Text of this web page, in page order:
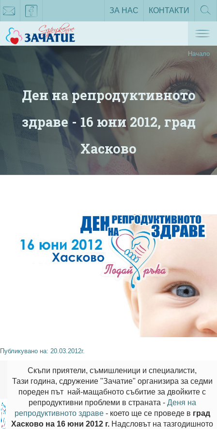
facebook
ЗА НАС
КОНТАКТИ
Начало
Ден на репродуктивното
здраве - 16 юни 2012, град
Хасково
Публикувано на: 20.03.2012г.
Скъпи приятели, съмишленици и специалисти,
Тази година, сдружение "Зачатие" организира за седми
пореден път най-мащабното събитие за двойките с
репродуктивни проблеми в страната - Деня на
репродуктивното здраве- което ще се проведе в град
Хасково на 16 юни 2012 г. Надсловът на тазгодишното